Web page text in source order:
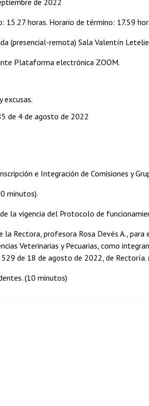
15.27 horas. Horario de término: 17.59
(presencial-remota) Sala Valentín
Plataforma electrónica ZOOM.
excusas.
de 4 de agosto de 2022
e Integración de Comisiones y
minutos).
la vigencia del Protocolo de
la Rectora, profesora Rosa Devés A.,
Veterinarias y Pecuarias, como
529 de 18 de agosto de 2022, de Rectoría.
(10 minutos)